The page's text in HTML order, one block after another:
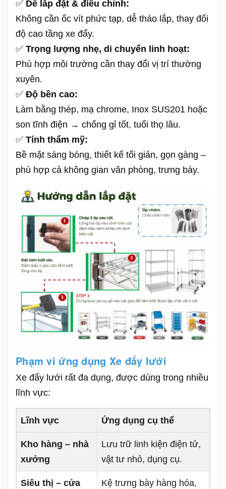
✅ Dễ lắp đặt & điều chỉnh:
Không cần ốc vít phức tạp, dễ tháo lắp, thay đổi
độ cao tầng xe đẩy.
✅ Trọng lượng nhẹ, di chuyển linh hoạt:
Phù hợp môi trường cần thay đổi vị trí thường
xuyên.
✅ Độ bền cao:
Làm bằng thép, mạ chrome, Inox SUS201 hoặc
son tĩnh điện → chống gỉ tốt, tuổi thọ lâu.
✅ Tính thẩm mỹ:
Bề mặt sáng bóng, thiết kế tối giản, gọn gàng –
phù hợp cả không gian văn phòng, trưng bày.
Phạm vi ứng dụng Xe đẩy lưới
Xe đẩy lưới rất đa dụng, được dùng trong nhiều
lĩnh vực:
Lĩnh vực Ứng dụng cụ thể
Kho hàng – nhà
xưởng
Lưu trữ linh kiện điện tử,
vật tư nhỏ, dụng cụ.
Siêu thị – cửa
Kệ trưng bày hàng hóa,